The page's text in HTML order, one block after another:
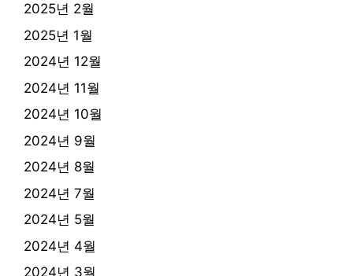
2025년 2월
2025년 1월
2024년 12월
2024년 11월
2024년 10월
2024년 9월
2024년 8월
2024년 7월
2024년 5월
2024년 4월
2024년 3월